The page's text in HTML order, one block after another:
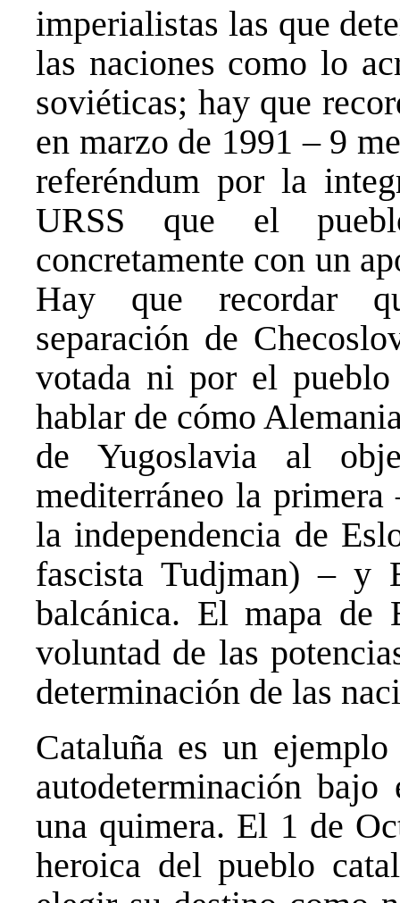
imperialistas las que
las naciones como lo
soviéticas; hay que
en marzo de 1991 – 9
referéndum por la
URSS que el
concretamente con un
Hay que recordar
separación de
votada ni por el
hablar de cómo
de Yugoslavia al
mediterráneo la
la independencia de
fascista Tudjman) – y
balcánica. El mapa
voluntad de las
determinación de las
Cataluña es un
autodeterminación
una quimera. El 1 de
heroica del pueblo